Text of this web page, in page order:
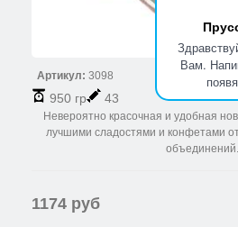
Вам.
Артикул: 3098
950 гр 43
Невероятно красочная и удобная
лучшими сладостями и конфетами
объединений.
1174 руб